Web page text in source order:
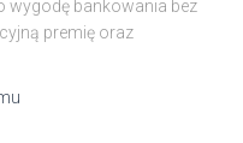
wygodę bankowania bez
premię oraz